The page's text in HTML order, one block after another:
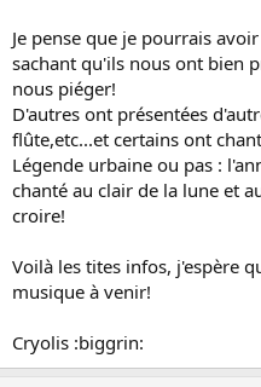
Je pense que je pourrais
sachant qu'ils nous ont bien
nous piéger!
D'autres ont présentées
flûte,etc...et certains ont
Légende urbaine ou pas :
chanté au clair de la lune et
croire!
Voilà les tites infos, j'espère
musique à venir!
Cryolis :biggrin: